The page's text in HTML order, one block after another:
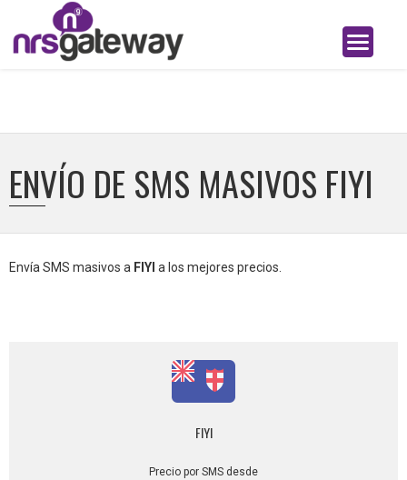
ENVÍO DE SMS MASIVOS FIYI
Envía SMS masivos a FIYI a los mejores precios.
FIYI
Precio por SMS desde